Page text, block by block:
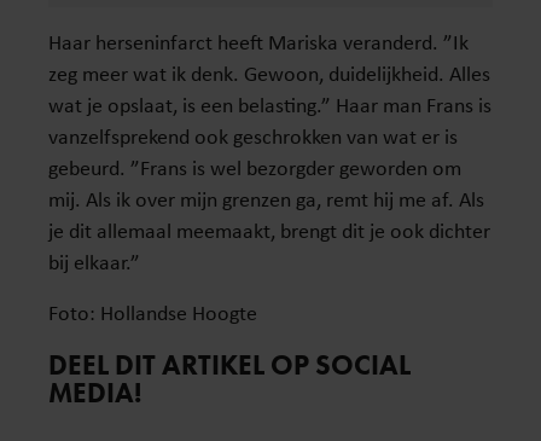
Haar herseninfarct heeft Mariska veranderd. ”Ik
zeg meer wat ik denk. Gewoon, duidelijkheid. Alles
wat je opslaat, is een belasting.” Haar man Frans is
vanzelfsprekend ook geschrokken van wat er is
gebeurd. ”Frans is wel bezorgder geworden om
mij. Als ik over mijn grenzen ga, remt hij me af. Als
je dit allemaal meemaakt, brengt dit je ook dichter
bij elkaar.”
Foto: Hollandse Hoogte
DEEL DIT ARTIKEL OP SOCIAL
MEDIA!